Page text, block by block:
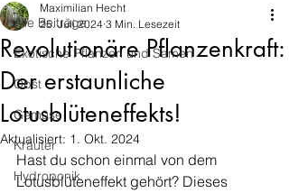
Alle Beiträge
Exotische Pflanzen und Samen
Obst
Gemüse
Kräuter
Hydroponik
Revolutionäre Pflanzenkraft:
Der erstaunliche
Lotusblüteneffekts!
Maximilian Hecht
25. Juli 2024 3 Min. Lesezeit
Aktualisiert: 1. Okt. 2024
Hast du schon einmal von dem
Lotusblüteneffekt gehört? Dieses